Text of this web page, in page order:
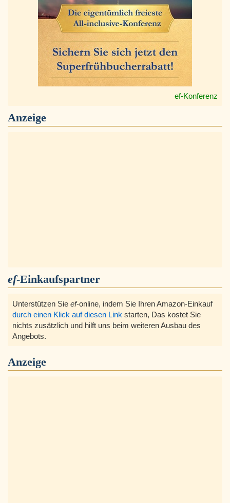
ef-Konferenz
Anzeige
ef-Einkaufspartner
Unterstützen Sie ef-online, indem Sie Ihren Amazon-Einkauf
durch einen Klick auf diesen Link starten, Das kostet Sie
nichts zusätzlich und hilft uns beim weiteren Ausbau des
Angebots.
Anzeige